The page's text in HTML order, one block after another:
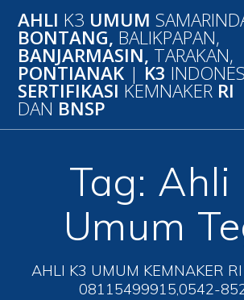
to
content
AHLI K3 UMUM
BONTANG, BALIKPAPAN,
BANJARMASIN, TARAKAN,
PONTIANAK | K3
SERTIFIKASI KEMNAKER RI
DAN BNSP
Tag: Ahli
Umum
AHLI K3 UMUM KEMNAKER
08115499915,0542-